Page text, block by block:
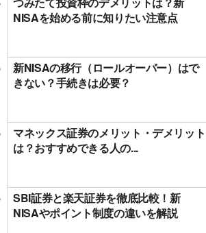
NISAを始める前に知りたい注意点
新NISAの移行（ロールオーバー）はで
きない？手続きは必要？
マネックス証券のメリット・デメリット
は？おすすめできる人の...
SBI証券と楽天証券を徹底比較！新
NISAやポイント制度の違いを解説